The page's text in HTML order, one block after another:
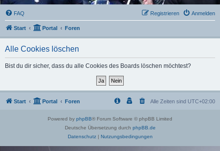
FAQ Anmelden
Registrieren
Start Portal Foren
Alle Cookies löschen
Bist du dir sicher, dass du alle Cookies des Boards löschen möchtest?
Start Portal Foren Alle Zeiten sind UTC+02:00
Powered by phpBB® Forum Software © phpBB Limited
Deutsche Übersetzung durch phpBB.de
Datenschutz| Nutzungsbedingungen